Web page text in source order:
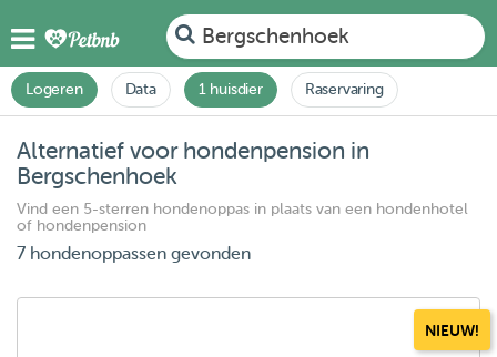
Bergschenhoek
Logeren Data 1 huisdier Raservaring
Alternatief voor hondenpension in
Bergschenhoek
Vind een 5-sterren hondenoppas in plaats van een hondenhotel
of hondenpension
7 hondenoppassen gevonden
NIEUW!